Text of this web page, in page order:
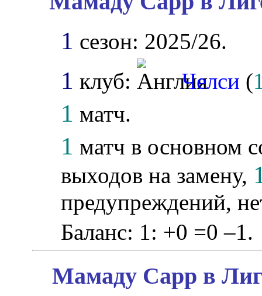
1 сезон: 2025/26.
1 клуб: Челси (
1 матч.
1 матч в основном
выходов на замену,
предупреждений,
Баланс: 1: +0 =0 –1.
Мамаду Сарр в